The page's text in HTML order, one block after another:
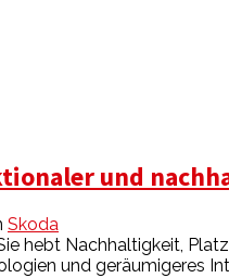
und
Skoda
hebt Nachhaltigkeit,
und geräumigeres